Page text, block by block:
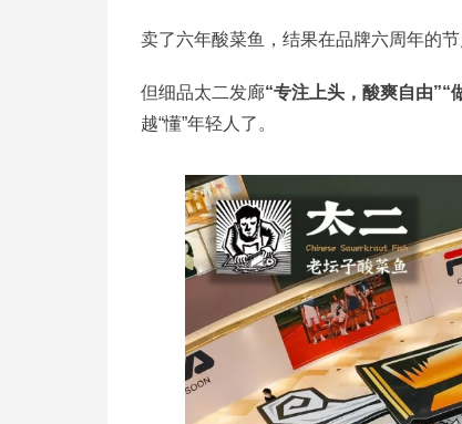
卖了六年酸菜鱼，结果在品牌六周年的
但细品太二发廊“专注上头，酸爽自由”“
越“懂”年轻人了。